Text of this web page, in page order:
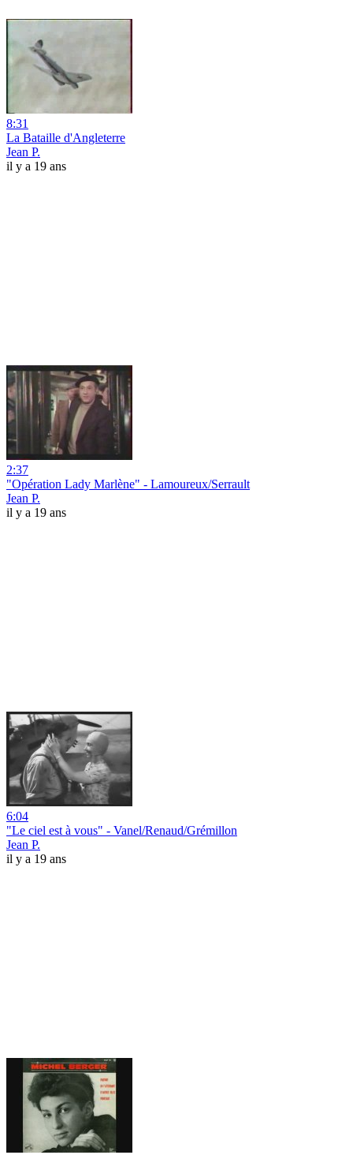
8:31
La Bataille d'Angleterre
Jean P.
il y a 19 ans
2:37
"Opération Lady Marlène" - Lamoureux/Serrault
Jean P.
il y a 19 ans
6:04
"Le ciel est à vous" - Vanel/Renaud/Grémillon
Jean P.
il y a 19 ans